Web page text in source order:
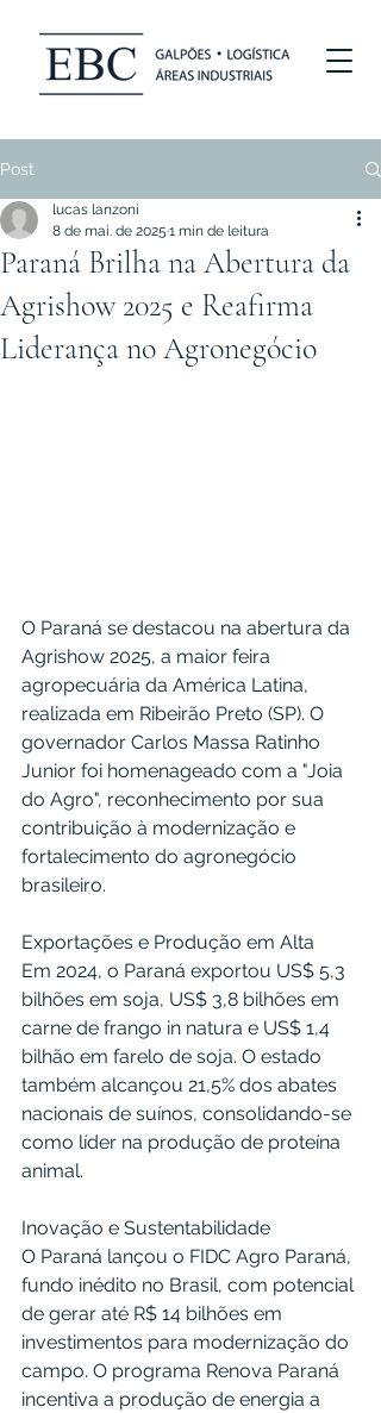
Post
Paraná Brilha na Abertura da
Agrishow 2025 e Reafirma
Liderança no Agronegócio
lucas lanzoni
8 de mai. de 2025 1 min de leitura
O Paraná se destacou na abertura da
Agrishow 2025, a maior feira
agropecuária da América Latina,
realizada em Ribeirão Preto (SP). O
governador Carlos Massa Ratinho
Junior foi homenageado com a "Joia
do Agro", reconhecimento por sua
contribuição à modernização e
fortalecimento do agronegócio
brasileiro.
Exportações e Produção em Alta
Em 2024, o Paraná exportou US$ 5,3
bilhões em soja, US$ 3,8 bilhões em
carne de frango in natura e US$ 1,4
bilhão em farelo de soja. O estado
também alcançou 21,5% dos abates
nacionais de suínos, consolidando-se
como líder na produção de proteína
animal.
Inovação e Sustentabilidade
O Paraná lançou o FIDC Agro Paraná,
fundo inédito no Brasil, com potencial
de gerar até R$ 14 bilhões em
investimentos para modernização do
campo. O programa Renova Paraná
incentiva a produção de energia a